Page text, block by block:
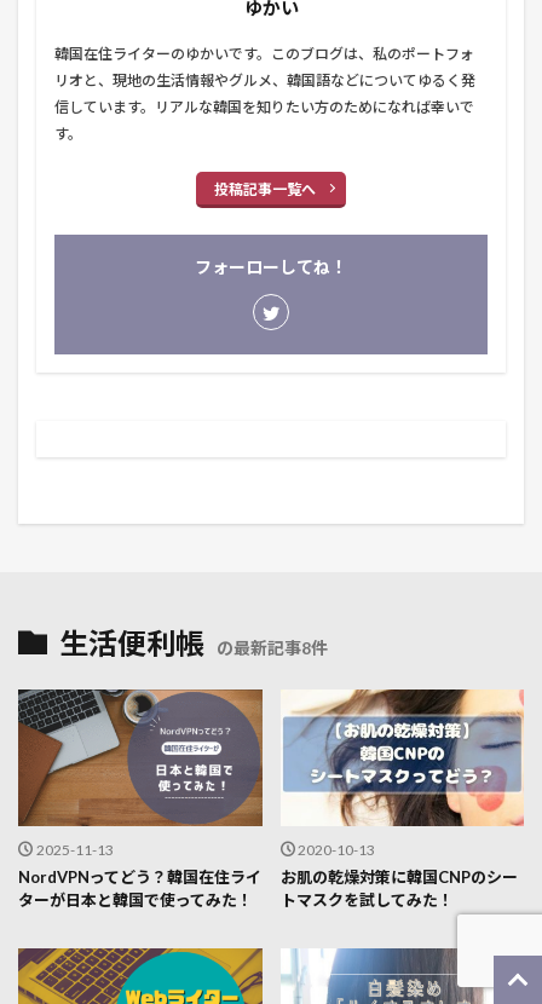
ゆかい
韓国在住ライターのゆかいです。このブログは、私のポートフォ
リオと、現地の生活情報やグルメ、韓国語などについてゆるく発
信しています。リアルな韓国を知りたい方のためになれば幸いで
す。
投稿記事一覧へ
フォーローしてね！
生活便利帳 の最新記事8件
2025-11-13
NordVPNってどう？韓国在住ライ
ターが日本と韓国で使ってみた！
2020-10-13
お肌の乾燥対策に韓国CNPのシー
トマスクを試してみた！